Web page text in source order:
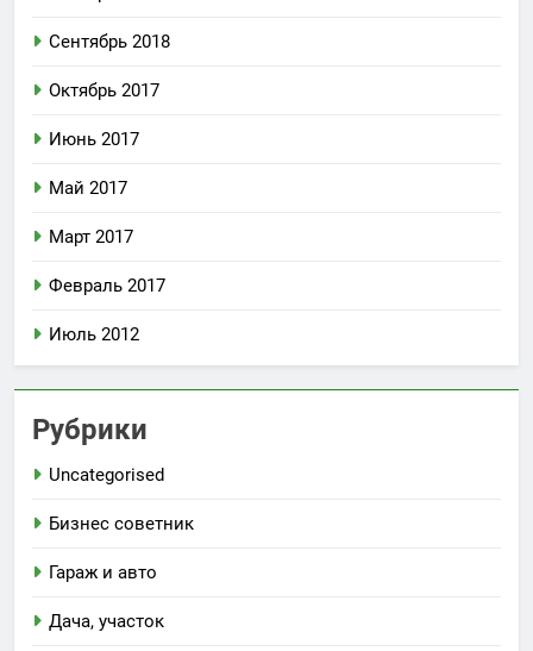
Сентябрь 2018
Октябрь 2017
Июнь 2017
Май 2017
Март 2017
Февраль 2017
Июль 2012
Рубрики
Uncategorised
Бизнес советник
Гараж и авто
Дача, участок